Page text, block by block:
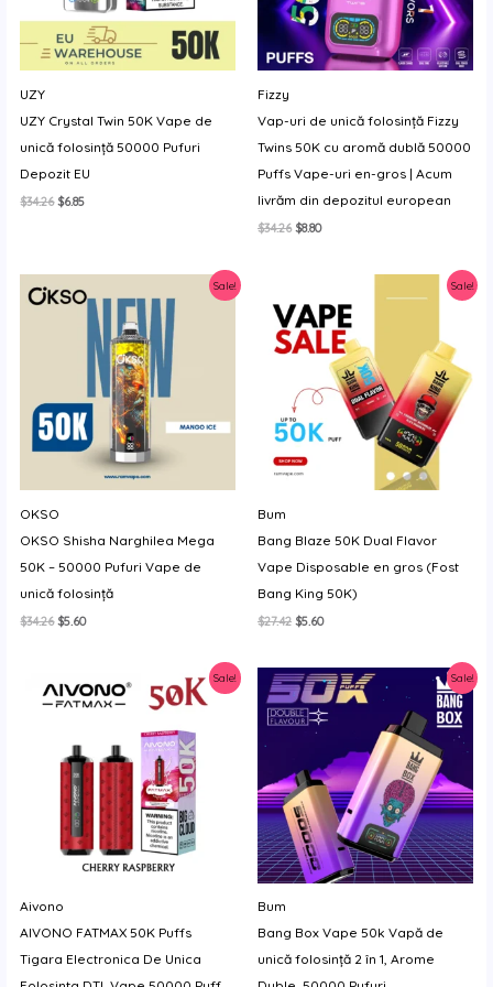
UZY
UZY Crystal Twin 50K Vape de
unică folosință 50000 Pufuri
Depozit EU
$34.26Prețul
$6.85Prețul
Fizzy
Vap-uri de unică folosință Fizzy
Twins 50K cu aromă dublă 50000
Puffs Vape-uri en-gros | Acum
livrăm din depozitul european
$34.26 Prețul
$8.80Prețul
Sale!
OKSO
OKSO Shisha Narghilea Mega
50K – 50000 Pufuri Vape de
unică folosință
$34.26 Prețul
$34.26.
$5.60Prețul
Sale!
Bum
Bang Blaze 50K Dual Flavor
Vape Disposable en gros (Fost
Bang King 50K)
$27.42 Prețul
fost:
$27.42.
$5.60Prețul
$5.60.
Sale!
Aivono
AIVONO FATMAX 50K Puffs
Tigara Electronica De Unica
Sale!
Bum
Bang Box Vape 50k Vapă de
unică folosință 2 în 1, Arome